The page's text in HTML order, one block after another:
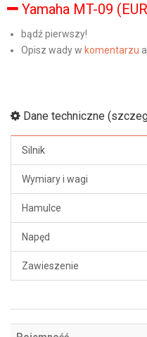
Yamaha MT-09
bądź pierwszy!
Opisz wady w komentarzu
Dane techniczne
Silnik
Wymiary i wagi
Hamulce
Napęd
Zawieszenie